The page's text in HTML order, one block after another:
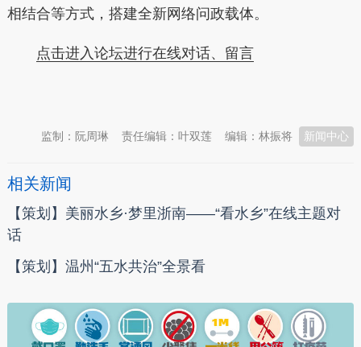
相结合等方式，搭建全新网络问政载体。
点击进入论坛进行在线对话、留言
新闻中心
编辑：林振将
责任编辑：叶双莲
监制：阮周琳
相关新闻
【策划】美丽水乡·梦里浙南——“看水乡”在线主题对
话
【策划】温州“五水共治”全景看